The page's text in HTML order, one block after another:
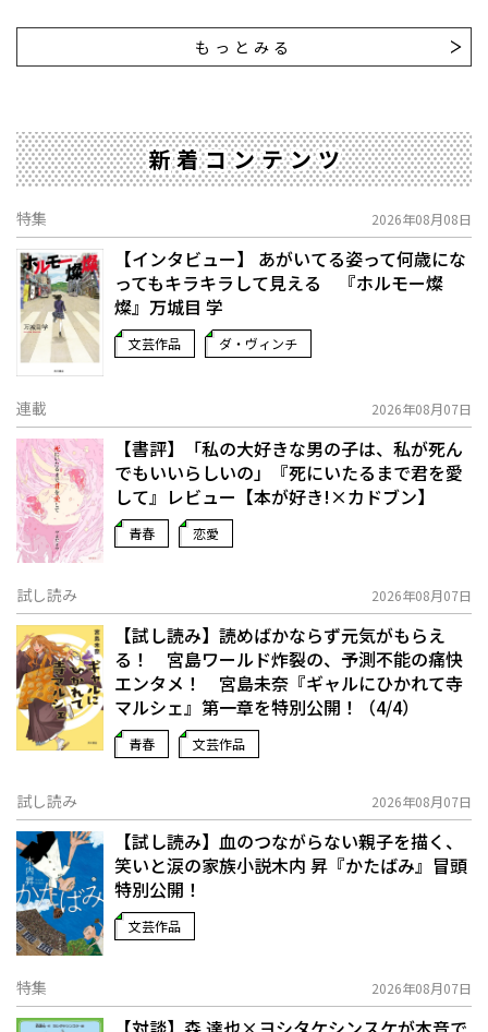
もっとみる
新着コンテンツ
特集 2026年08月08日
【インタビュー】 あがいてる姿って何歳にな
ってもキラキラして見える 『ホルモー燦
燦』万城目 学
文芸作品 ダ・ヴィンチ
連載 2026年08月07日
【書評】「私の大好きな男の子は、私が死ん
でもいいらしいの」――『死にいたるまで君を愛
して』レビュー【本が好き!×カドブン】
青春 恋愛
試し読み 2026年08月07日
【試し読み】読めばかならず元気がもらえ
る！ 宮島ワールド炸裂の、予測不能の痛快
エンタメ！ 宮島未奈『ギャルにひかれて寺
マルシェ』第一章を特別公開！（4/4）
青春 文芸作品
試し読み 2026年08月07日
【試し読み】血のつながらない親子を描く、
笑いと涙の家族小説――木内 昇『かたばみ』冒頭
特別公開！
文芸作品
特集 2026年08月07日